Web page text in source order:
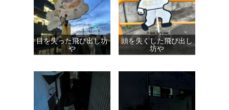
目を失った飛び出し坊
や
頭を失くした飛び出し
坊や